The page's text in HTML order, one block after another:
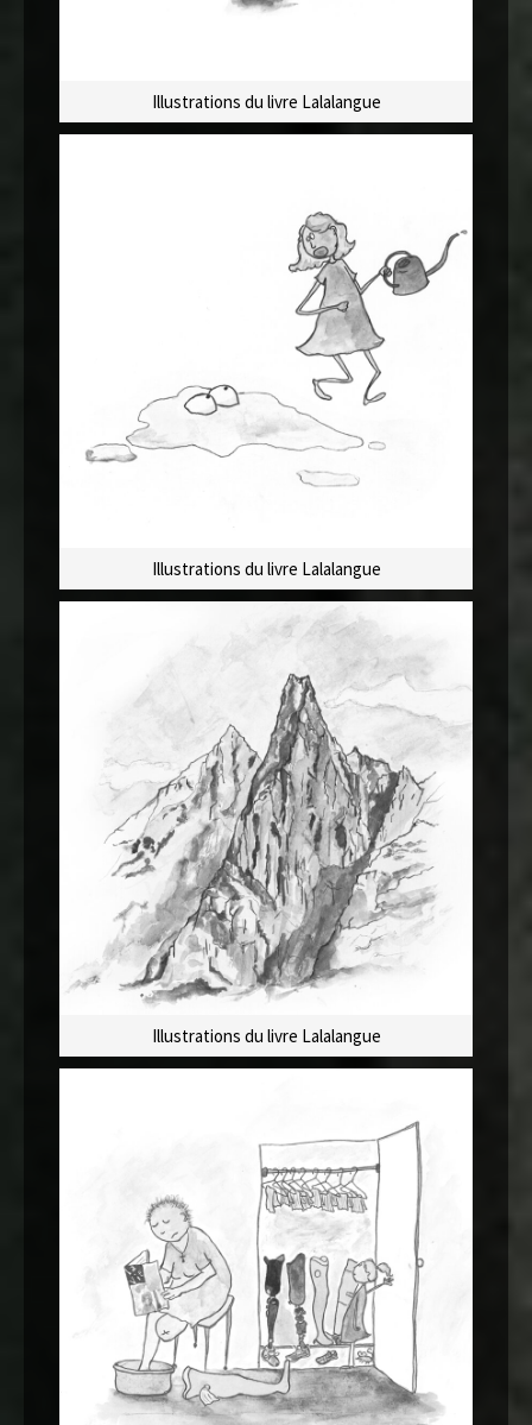
Illustrations du livre Lalalangue
Illustrations du livre Lalalangue
Illustrations du livre Lalalangue